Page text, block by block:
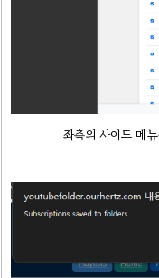
좌측의 사이드 메